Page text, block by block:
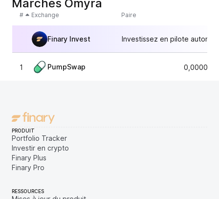
Marchés Omyra
# Exchange Paire
Finary Invest Investissez en pilote
1 PumpSwap
PRODUIT
Portfolio Tracker
Investir en crypto
Finary Plus
Finary Pro
RESSOURCES